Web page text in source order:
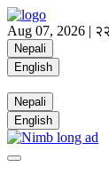
Aug 07, 2026 |
Nepali
English
Nepali
English